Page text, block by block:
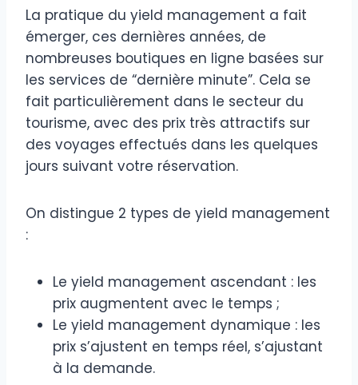
La pratique du yield management a fait
émerger, ces dernières années, de
nombreuses boutiques en ligne basées sur
les services de “dernière minute”. Cela se
fait particulièrement dans le secteur du
tourisme, avec des prix très attractifs sur
des voyages effectués dans les quelques
jours suivant votre réservation.
On distingue 2 types de yield management
:
Le yield management ascendant : les
prix augmentent avec le temps ;
Le yield management dynamique : les
prix s’ajustent en temps réel, s’ajustant
à la demande.